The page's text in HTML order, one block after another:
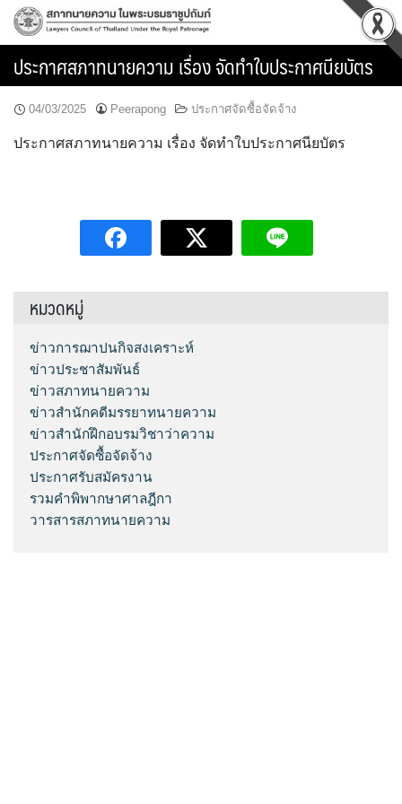
Skip
ประกาศสภาทนายความ เรื่อง จัดทำใบประกาศนียบัตร
04/03/2025 Peerapong ประกาศจัดซื้อจัดจ้าง
ประกาศสภาทนายความ เรื่อง จัดทำใบประกาศนียบัตร
หมวดหมู่
ข่าวการฌาปนกิจสงเคราะห์
ข่าวประชาสัมพันธ์
ข่าวสภาทนายความ
ข่าวสำนักคดีมรรยาทนายความ
ข่าวสำนักฝึกอบรมวิชาว่าความ
ประกาศจัดซื้อจัดจ้าง
ประกาศรับสมัครงาน
รวมคำพิพากษาศาลฎีกา
วารสารสภาทนายความ